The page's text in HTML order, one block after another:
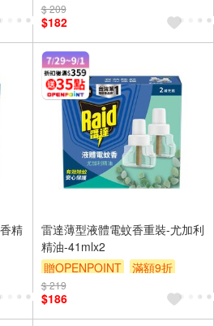
$ 209
$182
精
雷達薄型液體電蚊香重裝-尤加利
精油-41mlx2
贈OPENPOINT
滿額9折
贈$200
$ 219
$186